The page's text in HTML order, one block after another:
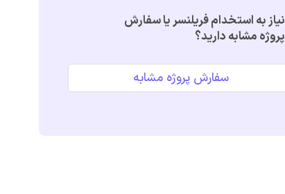
نیاز به استخدام فریلنسر یا سفارش
پروژه مشابه دارید؟
سفارش پروژه مشابه